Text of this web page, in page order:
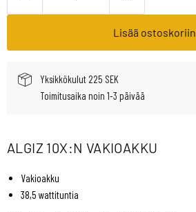
Lisää ostoskoriin
Yksikkökulut 225 SEK
Toimitusaika noin 1-3 päivää
ALGIZ 10X:N VAKIOAKKU
Vakioakku
38,5 wattituntia